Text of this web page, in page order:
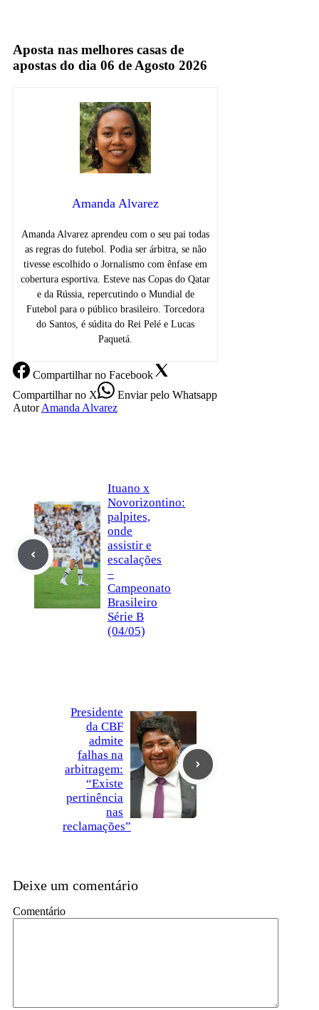
Aposta nas melhores casas de
apostas do dia 06 de Agosto 2026
Amanda Alvarez
Amanda Alvarez aprendeu com o seu pai todas
as regras do futebol. Podia ser árbitra, se não
tivesse escolhido o Jornalismo com ênfase em
cobertura esportiva. Esteve nas Copas do Qatar
e da Rússia, repercutindo o Mundial de
Futebol para o público brasileiro. Torcedora
do Santos, é súdita do Rei Pelé e Lucas
Paquetá.
Compartilharno Facebook
Compartilharno X Enviarpelo Whatsapp
Autor Amanda Alvarez
Ituano x
Novorizontino:
palpites,
onde
assistir e
escalações
–
Campeonato
Brasileiro
Série B
(04/05)
Presidente
da CBF
admite
falhas na
arbitragem:
“Existe
pertinência
nas
reclamações”
Deixe um comentário
Comentário